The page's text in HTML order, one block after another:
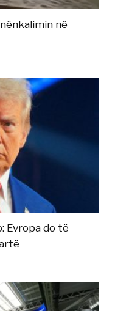
në
Evropa do të